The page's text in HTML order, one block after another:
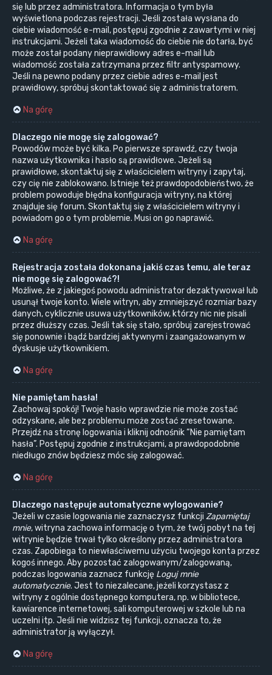
się lub przez administratora. Informacja o tym była
wyświetlona podczas rejestracji. Jeśli została wysłana do
ciebie wiadomość e-mail, postępuj zgodnie z zawartymi w niej
instrukcjami. Jeżeli taka wiadomość do ciebie nie dotarła, być
może został podany nieprawidłowy adres e-mail lub
wiadomość została zatrzymana przez filtr antyspamowy.
Jeśli na pewno podany przez ciebie adres e-mail jest
prawidłowy, spróbuj skontaktować się z administratorem.
Na górę
Dlaczego nie mogę się zalogować?
Powodów może być kilka. Po pierwsze sprawdź, czy twoja
nazwa użytkownika i hasło są prawidłowe. Jeżeli są
prawidłowe, skontaktuj się z właścicielem witryny i zapytaj,
czy cię nie zablokowano. Istnieje też prawdopodobieństwo, że
problem powoduje błędna konfiguracja witryny, na której
znajduje się forum. Skontaktuj się z właścicielem witryny i
powiadom go o tym problemie. Musi on go naprawić.
Na górę
Rejestracja została dokonana jakiś czas temu, ale teraz
nie mogę się zalogować?!
Możliwe, że z jakiegoś powodu administrator dezaktywował lub
usunął twoje konto. Wiele witryn, aby zmniejszyć rozmiar bazy
danych, cyklicznie usuwa użytkowników, którzy nic nie pisali
przez dłuższy czas. Jeśli tak się stało, spróbuj zarejestrować
się ponownie i bądź bardziej aktywnym i zaangażowanym w
dyskusje użytkownikiem.
Na górę
Nie pamiętam hasła!
Zachowaj spokój! Twoje hasło wprawdzie nie może zostać
odzyskane, ale bez problemu może zostać zresetowane.
Przejdź na stronę logowania i kliknij odnośnik “Nie pamiętam
hasła”. Postępuj zgodnie z instrukcjami, a prawdopodobnie
niedługo znów będziesz móc się zalogować.
Na górę
Dlaczego następuje automatyczne wylogowanie?
Jeżeli w czasie logowania nie zaznaczysz funkcji Zapamiętaj
mnie, witryna zachowa informację o tym, że twój pobyt na tej
witrynie będzie trwał tylko określony przez administratora
czas. Zapobiega to niewłaściwemu użyciu twojego konta przez
kogoś innego. Aby pozostać zalogowanym/zalogowaną,
podczas logowania zaznacz funkcję Loguj mnie
automatycznie. Jest to niezalecane, jeżeli korzystasz z
witryny z ogólnie dostępnego komputera, np. w bibliotece,
kawiarence internetowej, sali komputerowej w szkole lub na
uczelni itp. Jeśli nie widzisz tej funkcji, oznacza to, że
administrator ją wyłączył.
Na górę